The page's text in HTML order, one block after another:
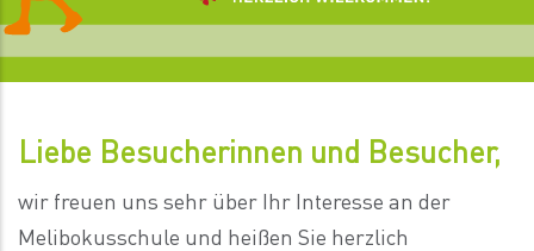
Liebe Besucherinnen und Besucher,
wir freuen uns sehr über Ihr Interesse an der
Melibokusschule und heißen Sie herzlich